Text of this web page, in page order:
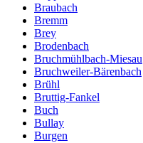
Braubach
Bremm
Brey
Brodenbach
Bruchmühlbach-Miesau
Bruchweiler-Bärenbach
Brühl
Bruttig-Fankel
Buch
Bullay
Burgen